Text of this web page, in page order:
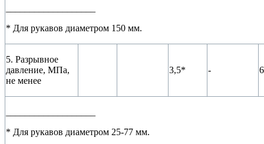
* Для рукавов диаметром 150 мм.
5. Разрывное
давление, МПа,
не менее
3,5* -
* Для рукавов диаметром 25-77 мм.